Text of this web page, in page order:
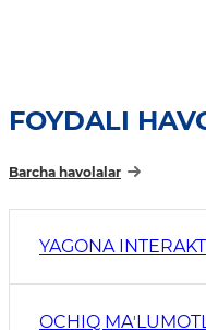
FOYDALI
Barcha havolalar
YAGONA
OCHIQ